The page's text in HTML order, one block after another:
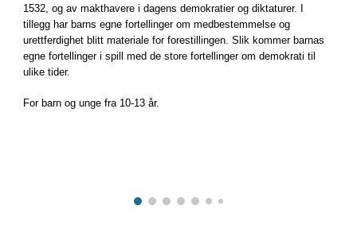
1532, og av makthavere i dagens demokratier og diktaturer. I
tillegg har barns egne fortellinger om medbestemmelse og
urettferdighet blitt materiale for forestillingen. Slik kommer barnas
egne fortellinger i spill med de store fortellinger om demokrati til
ulike tider.
For barn og unge fra 10-13 år.